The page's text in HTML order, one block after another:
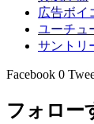
広告ボイ
ユーチュ
サントリ
Facebook 0
フォロー